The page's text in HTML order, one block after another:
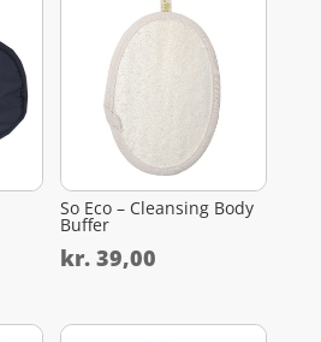
So Eco – Cleansing Body
Buffer
kr. 39,00